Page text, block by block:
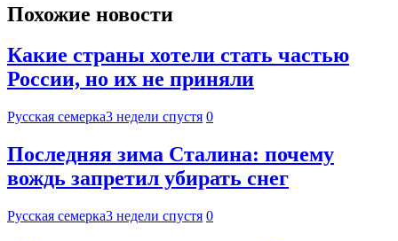
Похожие новости
Какие страны хотели стать частью
России, но их не приняли
Русская семерка3 недели спустя 0
Последняя зима Сталина: почему
вождь запретил убирать снег
Русская семерка3 недели спустя 0